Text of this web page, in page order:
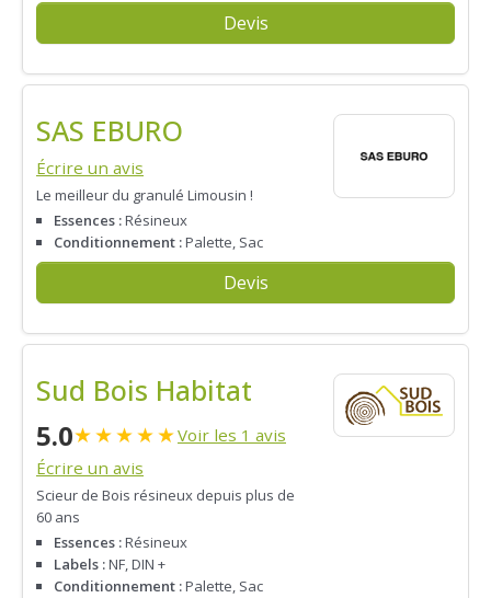
Devis
SAS EBURO
Écrire un avis
Le meilleur du granulé Limousin !
Essences :Résineux
Conditionnement :Palette, Sac
Devis
Sud Bois Habitat
5.0★★★★★Voir les 1 avis
Écrire un avis
Scieur de Bois résineux depuis plus de
60 ans
Essences :Résineux
Labels :NF, DIN +
Conditionnement :Palette, Sac